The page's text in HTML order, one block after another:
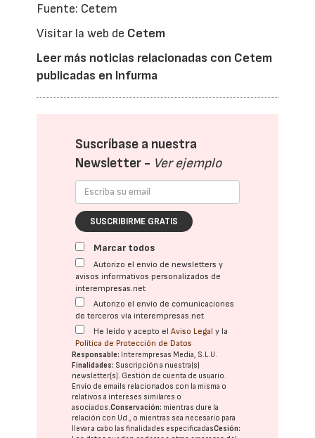
Fuente: Cetem
Visitar la web de Cetem
Leer más noticias relacionadas con Cetem
publicadas en Infurma
Suscríbase a nuestra
Newsletter - Ver ejemplo
SUSCRIBIRME GRATIS
Marcar todos
Autorizo el envío de newsletters y
avisos informativos personalizados de
interempresas.net
Autorizo el envío de comunicaciones
de terceros vía interempresas.net
He leído y acepto elAviso Legal y la
Política de Protección de Datos
Responsable: Interempresas Media, S.L.U.
Finalidades: Suscripción a nuestra(s)
newsletter(s). Gestión de cuenta de usuario.
Envío de emails relacionados con la misma o
relativos a intereses similares o
asociados.Conservación: mientras dure la
relación con Ud., o mientras sea necesario para
llevar a cabo las finalidades especificadasCesión: